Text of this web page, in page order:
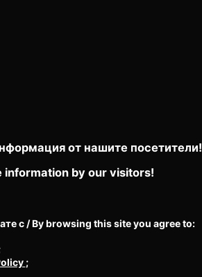
от нашите посетители!
information by our visitors!
с / By browsing this site you agree to:
;